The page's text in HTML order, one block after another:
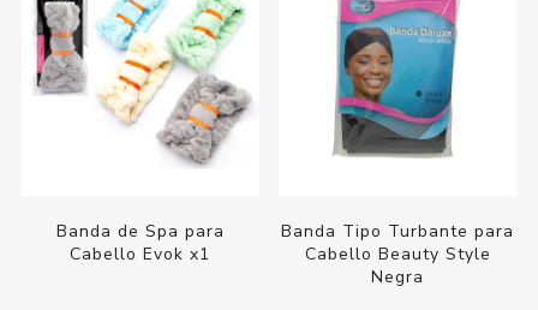
Banda de Spa para
Cabello Evok x1
Banda Tipo Turbante para
Cabello Beauty Style
Negra